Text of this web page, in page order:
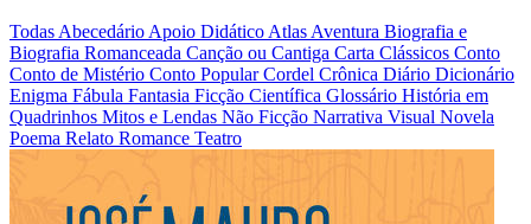
TodasAbecedárioApoio DidáticoAtlasAventura Biografia e
Biografia Romanceada Canção ou Cantiga Carta Clássicos Conto
Conto de Mistério Conto PopularCordel Crônica Diário Dicionário
Enigma Fábula Fantasia Ficção Científica Glossário História em
Quadrinhos Mitos e Lendas Não Ficção Narrativa Visual Novela
Poema Relato Romance Teatro